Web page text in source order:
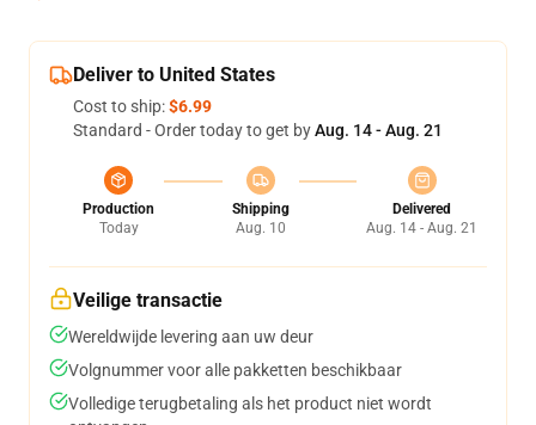
Deliver to United States
Cost to ship:$6.99
Standard - Order today to get byAug. 14 - Aug. 21
Production
Today
Shipping
Aug. 10
Delivered
Aug. 14 - Aug. 21
Veilige transactie
Wereldwijde levering aan uw deur
Volgnummer voor alle pakketten beschikbaar
Volledige terugbetaling als het product niet wordt